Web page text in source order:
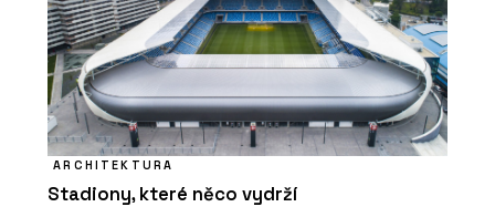
ARCHITEKTURA
Stadiony, které něco vydrží